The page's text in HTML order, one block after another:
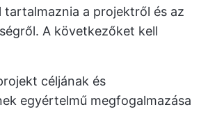
a projektről és az
A következőket kell
céljának és
egyértelmű megfogalmazása